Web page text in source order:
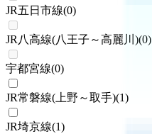
JR五日市線(0)
JR八高線(八王子～高麗川)(0)
宇都宮線(0)
JR常磐線(上野～取手)(1)
JR埼京線(1)